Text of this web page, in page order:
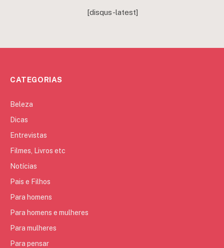
[disqus-latest]
CATEGORIAS
Beleza
Dicas
Entrevistas
Filmes, Livros etc
Notícias
Pais e Filhos
Para homens
Para homens e mulheres
Para mulheres
Para pensar